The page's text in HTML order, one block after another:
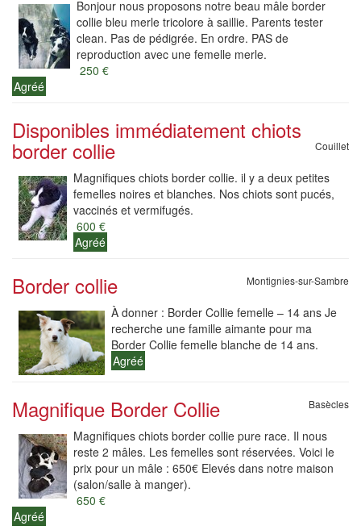
Bonjour nous proposons notre beau mâle border
collie bleu merle tricolore à saillie. Parents tester
clean. Pas de pédigrée. En ordre. PAS de
reproduction avec une femelle merle.
250 €
Agréé
Disponibles immédiatement chiots
border collie Couillet
Magnifiques chiots border collie. il y a deux petites
femelles noires et blanches. Nos chiots sont pucés,
vaccinés et vermifugés.
600 €
Agréé
Border collie Montignies-sur-Sambre
À donner : Border Collie femelle – 14 ans Je
recherche une famille aimante pour ma
Border Collie femelle blanche de 14 ans.
Agréé
Magnifique Border Collie Basècles
Magnifiques chiots border collie pure race. Il nous
reste 2 mâles. Les femelles sont réservées. Voici le
prix pour un mâle : 650€ Elevés dans notre maison
(salon/salle à manger).
650 €
Agréé